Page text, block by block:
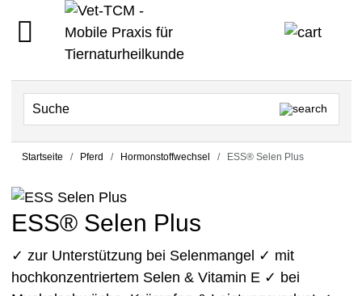
Startseite Pferd Hormonstoffwechsel ESS® Selen Plus
ESS® Selen Plus
✓ zur Unterstützung bei Selenmangel ✓ mit
hochkonzentriertem Selen & Vitamin E ✓ bei